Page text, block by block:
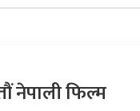
नेपाली फिल्म